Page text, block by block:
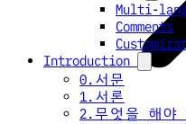
Multi-
Comments
Introduction
0.서문
1.서론
2.무엇을 해야